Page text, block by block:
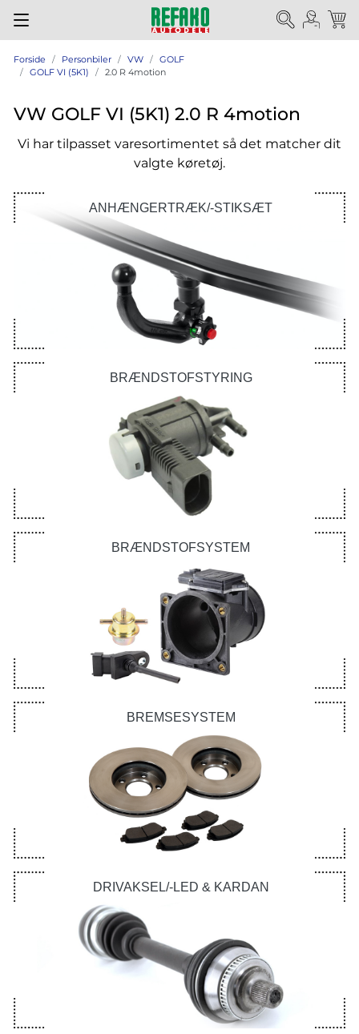
Forside Personbiler VW
GOLF
GOLF VI (5K1)
2.0 R 4motion
VW GOLF VI (5K1) 2.0 R 4motion
Vi har tilpasset varesortimentet så det matcher dit
valgte køretøj.
ANHÆNGERTRÆK/-STIKSÆT
BRÆNDSTOFSTYRING
BRÆNDSTOFSYSTEM
BREMSESYSTEM
DRIVAKSEL/-LED & KARDAN